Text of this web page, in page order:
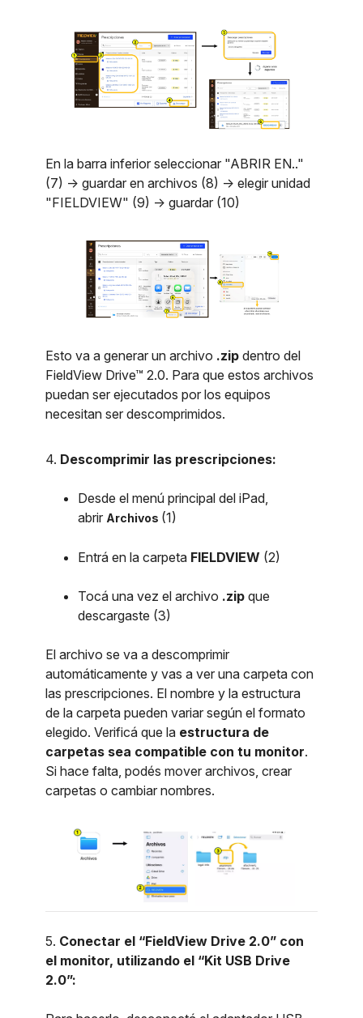
En la barra inferior seleccionar "ABRIR EN.."
(7) -> guardar en archivos (8) -> elegir unidad
"FIELDVIEW" (9) -> guardar (10)
Esto va a generar un archivo .zip dentro del
FieldView Drive™ 2.0. Para que estos archivos
puedan ser ejecutados por los equipos
necesitan ser descomprimidos.
4. Descomprimir las prescripciones:
Desde el menú principal del iPad,
abrir Archivos (1)
Entrá en la carpeta FIELDVIEW (2)
Tocá una vez el archivo .zip que
descargaste (3)
El archivo se va a descomprimir
automáticamente y vas a ver una carpeta con
las prescripciones. El nombre y la estructura
de la carpeta pueden variar según el formato
elegido. Verificá que la estructura de
carpetas sea compatible con tu monitor.
Si hace falta, podés mover archivos, crear
carpetas o cambiar nombres.
5. Conectar el “FieldView Drive 2.0” con
el monitor, utilizando el “Kit USB Drive
2.0”: